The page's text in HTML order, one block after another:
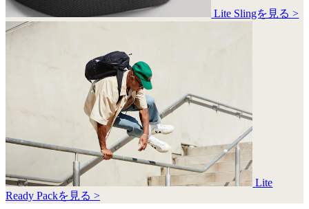
Lite Slingを見る >
Lite
Ready Packを見る >